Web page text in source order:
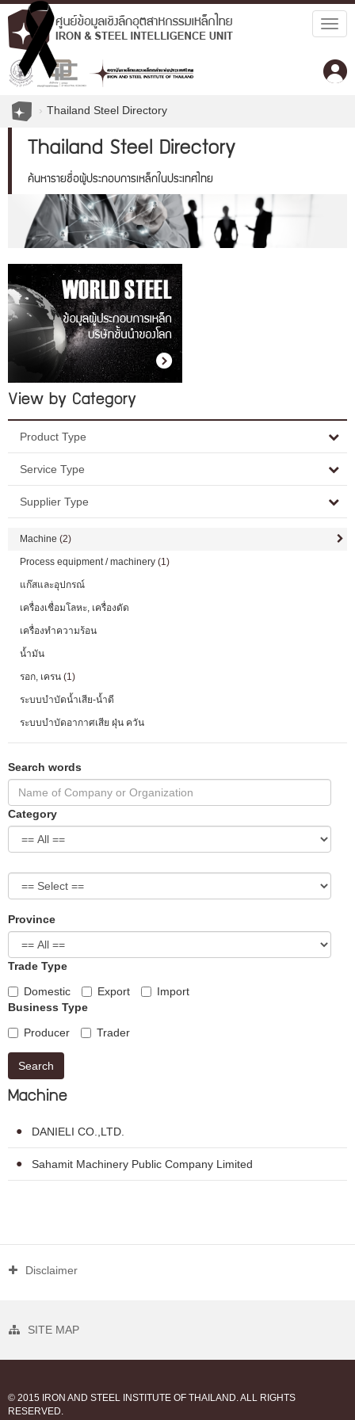
Thailand Steel Directory
Thailand Steel Directory
ค้นหารายชื่อผู้ประกอบการเหล็กในประเทศไทย
View by Category
Product Type
Service Type
Supplier Type
Machine (2)
Process equipment / machinery (1)
แก๊สและอุปกรณ์
เครื่องเชื่อมโลหะ, เครื่องดัด
เครื่องทำความร้อน
น้ำมัน
รอก, เครน (1)
ระบบบำบัดน้ำเสีย-น้ำดี
ระบบบำบัดอากาศเสีย ฝุ่น ควัน
Search words
Category
Province
Trade Type
Domestic
Export
Import
Business Type
Producer
Trader
Search
Machine
DANIELI CO.,LTD.
Sahamit Machinery Public Company Limited
Disclaimer
SITE MAP
© 2015 IRON AND STEEL INSTITUTE OF THAILAND. ALL RIGHTS
RESERVED.